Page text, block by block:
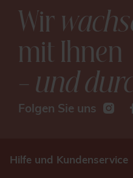
Wir
mit Ihnen
– und
Folgen Sie uns
Hilfe und Kundenservice